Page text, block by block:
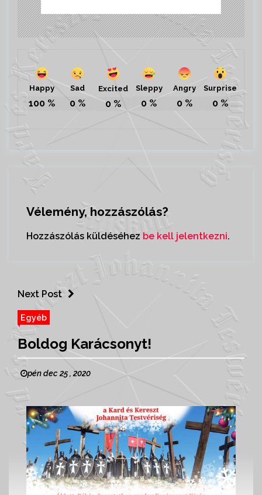
Happy
100 %
Sad
0 %
Excited
0 %
Sleppy
0 %
Angry
0 %
Surprise
0 %
Vélemény, hozzászólás?
Hozzászólás küldéséhez be kell jelentkezni.
Next Post
Egyéb
Boldog Karácsonyt!
pén dec 25 , 2020